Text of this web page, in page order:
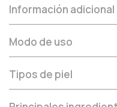
Información adicional
Modo de uso
Tipos de piel